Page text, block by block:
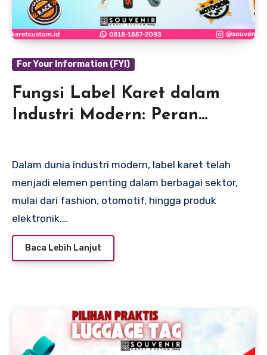
For Your Information (FYI)
Fungsi Label Karet dalam
Industri Modern: Peran
Dalam dunia industri modern, label karet telah
menjadi elemen penting dalam berbagai sektor,
mulai dari fashion, otomotif, hingga produk
elektronik.…
Baca Lebih Lanjut